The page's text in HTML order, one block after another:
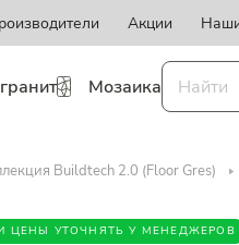
Акции
Мозаика
Buildtech 2.0 (Floor Gres)
ЦЕНЫ УТОЧНЯТЬ У МЕНЕДЖЕРОВ